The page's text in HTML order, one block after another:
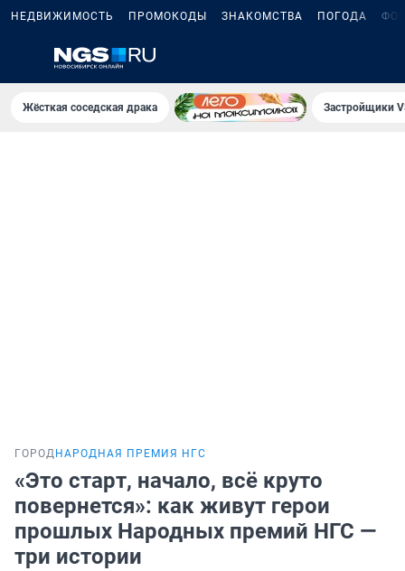
НЕДВИЖИМОСТЬ ПРОМОКОДЫ ЗНАКОМСТВА ПОГОДА
Жёсткая соседская драка Застройщики
ГОРОД НАРОДНАЯ ПРЕМИЯ НГС
«Это старт, начало, всё круто
повернется»: как живут герои
прошлых Народных премий НГС —
три истории